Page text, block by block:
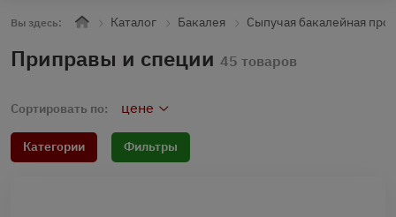
Вы здесь: Каталог Бакалея Сыпучая бакалейная
Приправы и специи 45 товаров
Сортировать по: цене
Категории Фильтры